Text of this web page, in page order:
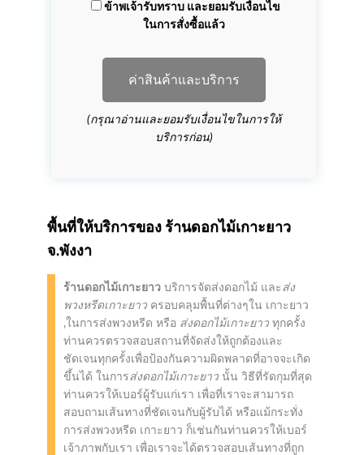
ข้าพเจ้ารับทราบ และยอมรับเงื่อนไข
ในการสั่งซื้อแล้ว
ค่าสินค้าและบริการ
(กรุณาอ่านและยอมรับเงื่อนไขในการให้
บริการก่อน)
พื้นที่ให้บริการของ ร้านดอกไม้เกาะยาว
จ.พังงา
ร้านดอกไม้เกาะยาว บริการจัดส่งดอกไม้ และ ส่ง
พวงหรีดเกาะยาว ครอบคลุมพื้นที่ต่างๆใน เกาะยาว
,ในการส่งพวงหรีด หรือ ส่งดอกไม้เกาะยาว ทุกครั้ง
ท่านควรตรวจสอบสถานที่จัดส่งให้ถูกต้องและ
ชัดเจนทุกครั้งเพื่อป้องกันความผิดพลาดที่อาจจะเกิด
ขึ้นได้ ในการส่งดอกไม้เกาะยาว นั้น วิธีที่รัดกุมที่สุด
ท่านควรให้เบอร์ผู้รับแก่เรา เพื่อที่เราจะสามารถ
สอบถามเส้นทางที่ชัดเจนกับผู้รับได้ หรือแม้กระทั่ง
การส่งพวงหรีด เกาะยาว ก็เช่นกันท่านควรให้เบอร์
เจ้าภาพกับเรา เพื่อเราจะได้ตรวจสอบเส้นทางที่ถูก